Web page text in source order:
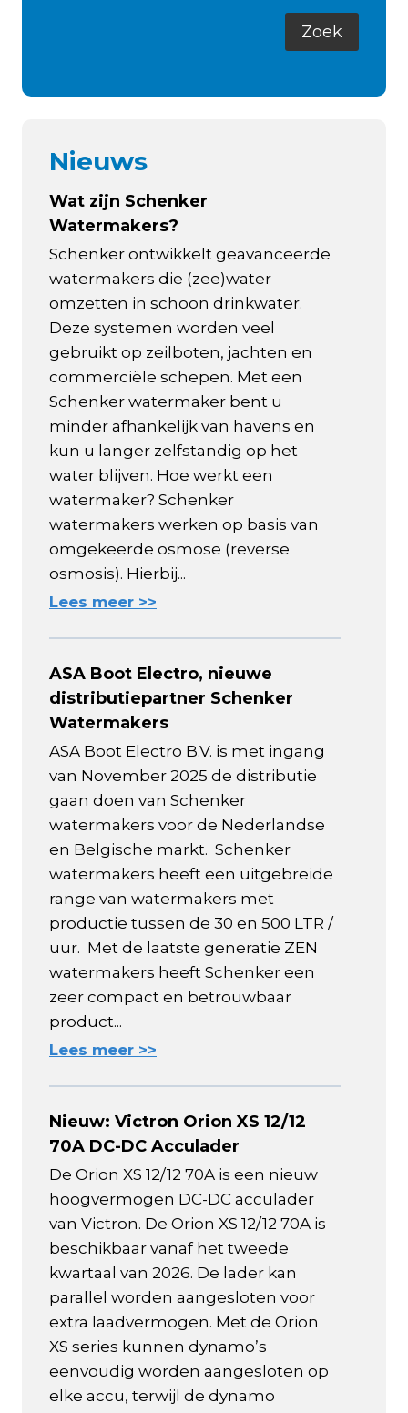
Nieuws
Wat zijn Schenker
Watermakers?
Schenker ontwikkelt geavanceerde
watermakers die (zee)water
omzetten in schoon drinkwater.
Deze systemen worden veel
gebruikt op zeilboten, jachten en
commerciële schepen. Met een
Schenker watermaker bent u
minder afhankelijk van havens en
kun u langer zelfstandig op het
water blijven. Hoe werkt een
watermaker? Schenker
watermakers werken op basis van
omgekeerde osmose (reverse
osmosis). Hierbij...
Lees meer >>
ASA Boot Electro, nieuwe
distributiepartner Schenker
Watermakers
ASA Boot Electro B.V. is met ingang
van November 2025 de distributie
gaan doen van Schenker
watermakers voor de Nederlandse
en Belgische markt. Schenker
watermakers heeft een uitgebreide
range van watermakers met
productie tussen de 30 en 500 LTR /
uur. Met de laatste generatie ZEN
watermakers heeft Schenker een
zeer compact en betrouwbaar
product...
Lees meer >>
Nieuw: Victron Orion XS 12/12
70A DC-DC Acculader
De Orion XS 12/12 70A is een nieuw
hoogvermogen DC-DC acculader
van Victron. De Orion XS 12/12 70A is
beschikbaar vanaf het tweede
kwartaal van 2026. De lader kan
parallel worden aangesloten voor
extra laadvermogen. Met de Orion
XS series kunnen dynamo’s
eenvoudig worden aangesloten op
elke accu, terwijl de dynamo